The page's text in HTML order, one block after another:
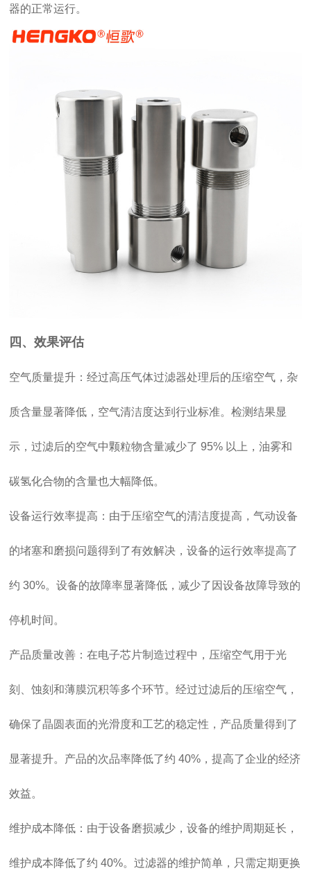
器的正常运行。
四、效果评估
空气质量提升：经过高压气体过滤器处理后的压缩空气，杂
质含量显著降低，空气清洁度达到行业标准。检测结果显
示，过滤后的空气中颗粒物含量减少了 95% 以上，油雾和
碳氢化合物的含量也大幅降低。
设备运行效率提高：由于压缩空气的清洁度提高，气动设备
的堵塞和磨损问题得到了有效解决，设备的运行效率提高了
约 30%。设备的故障率显著降低，减少了因设备故障导致的
停机时间。
产品质量改善：在电子芯片制造过程中，压缩空气用于光
刻、蚀刻和薄膜沉积等多个环节。经过过滤后的压缩空气，
确保了晶圆表面的光滑度和工艺的稳定性，产品质量得到了
显著提升。产品的次品率降低了约 40%，提高了企业的经济
效益。
维护成本降低：由于设备磨损减少，设备的维护周期延长，
维护成本降低了约 40%。过滤器的维护简单，只需定期更换